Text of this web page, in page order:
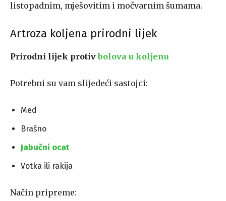
listopadnim, mješovitim i močvarnim šumama.
Artroza koljena prirodni lijek
Prirodni lijek protiv bolova u koljenu
Potrebni su vam slijedeći sastojci:
Med
Brašno
Jabučni ocat
Votka ili rakija
Način pripreme: